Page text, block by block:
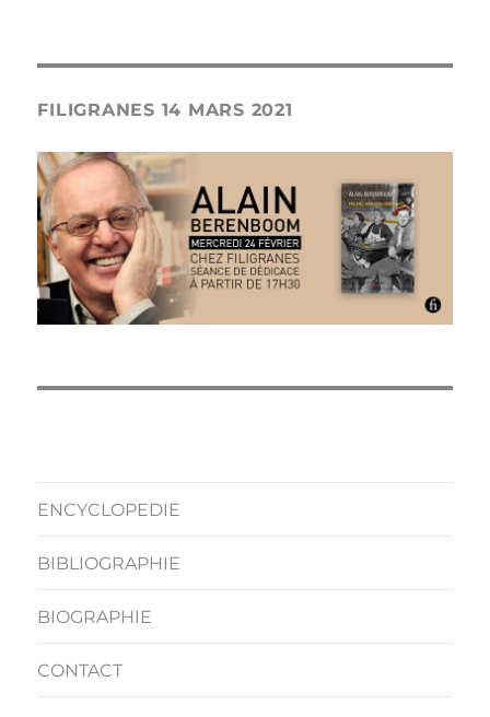
FILIGRANES 14 MARS 2021
ENCYCLOPEDIE
BIBLIOGRAPHIE
BIOGRAPHIE
CONTACT